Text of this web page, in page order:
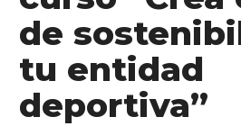
de
tu entidad
deportiva”